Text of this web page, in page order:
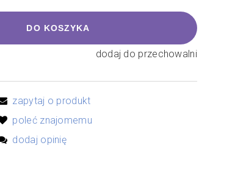
DO KOSZYKA
dodaj do przechowalni
zapytaj o produkt
poleć znajomemu
dodaj opinię